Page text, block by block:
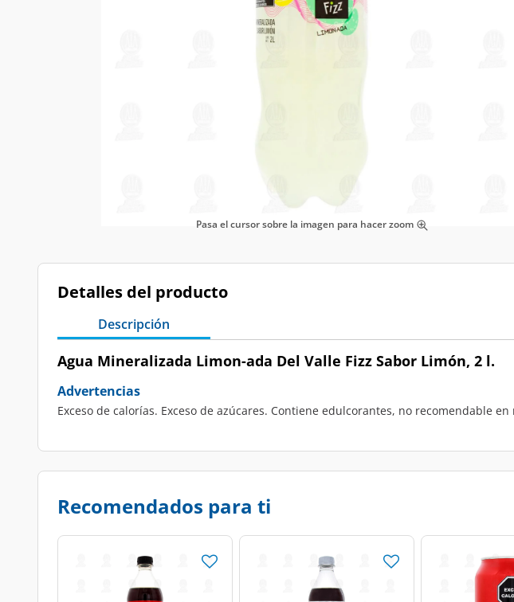
Pasa el cursor sobre la imagen para hacer zoom
Detalles del producto
Descripción
Agua Mineralizada Limon-ada Del Valle Fizz Sabor Limón, 2 l.
Advertencias
Exceso de calorías. Exceso de azúcares. Contiene edulcorantes, no recomendable en
Recomendados para ti